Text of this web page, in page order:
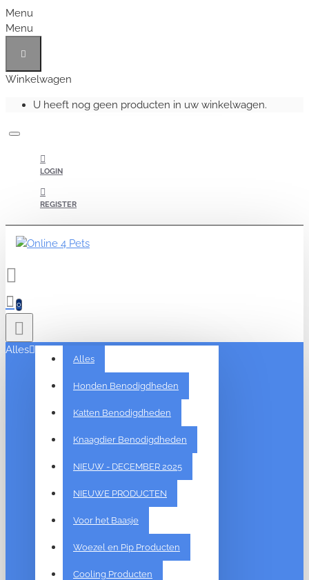
Menu
Menu
Winkelwagen
U heeft nog geen producten in uw winkelwagen.
LOGIN
REGISTER
0
Alles
Alles
Honden Benodigdheden
Katten Benodigdheden
Knaagdier Benodigdheden
NIEUW - DECEMBER 2025
NIEUWE PRODUCTEN
Voor het Baasje
Woezel en Pip Producten
Cooling Producten